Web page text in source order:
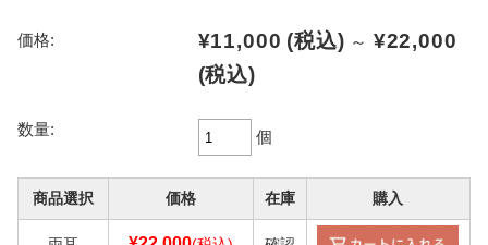
価格: ¥11,000 (税込) ～ ¥22,000
(税込)
数量: 個
商品選択 価格 在庫 購入